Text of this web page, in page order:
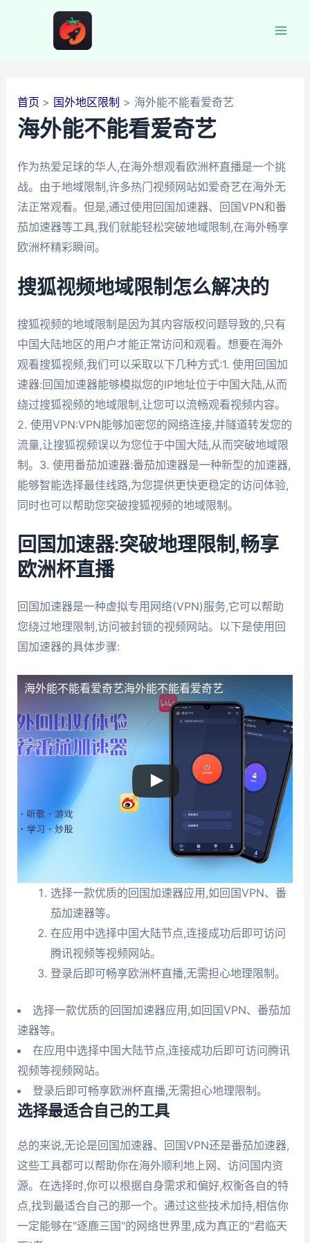
首页 国外地区限制 海外能不能看爱奇艺
海外能不能看爱奇艺
作为热爱足球的华人,在海外想观看欧洲杯直播是一个挑
战。由于地域限制,许多热门视频网站如爱奇艺在海外无
法正常观看。但是,通过使用回国加速器、回国VPN和番
茄加速器等工具,我们就能轻松突破地域限制,在海外畅享
欧洲杯精彩瞬间。
搜狐视频地域限制怎么解决的
搜狐视频的地域限制是因为其内容版权问题导致的,只有
中国大陆地区的用户才能正常访问和观看。想要在海外
观看搜狐视频,我们可以采取以下几种方式:1. 使用回国加
速器:回国加速器能够模拟您的IP地址位于中国大陆,从而
绕过搜狐视频的地域限制,让您可以流畅观看视频内容。
2. 使用VPN:VPN能够加密您的网络连接,并隧道转发您的
流量,让搜狐视频误以为您位于中国大陆,从而突破地域限
制。3. 使用番茄加速器:番茄加速器是一种新型的加速器,
能够智能选择最佳线路,为您提供更快更稳定的访问体验,
同时也可以帮助您突破搜狐视频的地域限制。
回国加速器:突破地理限制,畅享
欧洲杯直播
回国加速器是一种虚拟专用网络(VPN)服务,它可以帮助
您绕过地理限制,访问被封锁的视频网站。以下是使用回
国加速器的具体步骤:
海外能不能看爱奇艺海外能不能看爱奇艺
选择一款优质的回国加速器应用,如回国VPN、番
茄加速器等。
在应用中选择中国大陆节点,连接成功后即可访问
腾讯视频等视频网站。
登录后即可畅享欧洲杯直播,无需担心地理限制。
选择一款优质的回国加速器应用,如回国VPN、番茄加
速器等。
在应用中选择中国大陆节点,连接成功后即可访问腾讯
视频等视频网站。
登录后即可畅享欧洲杯直播,无需担心地理限制。
选择最适合自己的工具
总的来说,无论是回国加速器、回国VPN还是番茄加速器,
这些工具都可以帮助你在海外顺利地上网、访问国内资
源。在选择时,你可以根据自身需求和偏好,权衡各自的特
点,找到最适合自己的那一个。通过这些技术加持,相信你
一定能够在"逐鹿三国"的网络世界里,成为真正的"君临天